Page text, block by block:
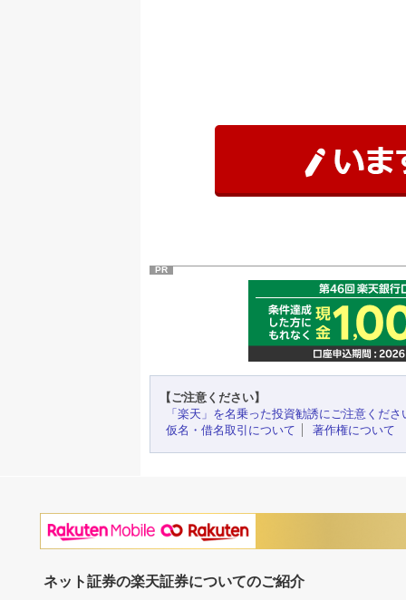
PR
【ご注意ください】
「楽天」を名乗った投資勧誘にご注意くださ
仮名・借名取引について
著作権について
ネット証券の楽天証券についてのご紹介